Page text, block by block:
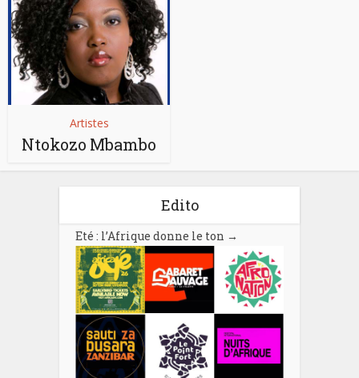
Artistes
Ntokozo Mbambo
Edito
Eté : l’Afrique donne le ton →